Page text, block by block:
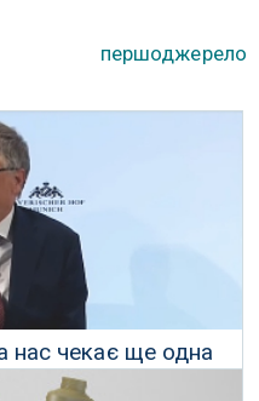
першоджерело
нас чекає ще одна